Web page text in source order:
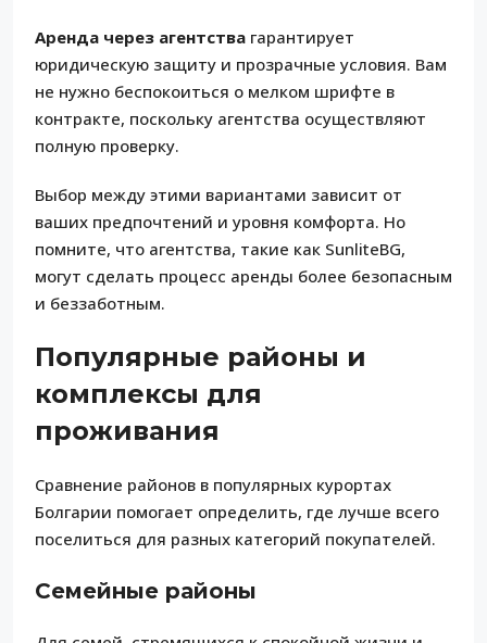
Аренда через агентства гарантирует
юридическую защиту и прозрачные условия. Вам
не нужно беспокоиться о мелком шрифте в
контракте, поскольку агентства осуществляют
полную проверку.
Выбор между этими вариантами зависит от
ваших предпочтений и уровня комфорта. Но
помните, что агентства, такие как SunliteBG,
могут сделать процесс аренды более безопасным
и беззаботным.
Популярные районы и
комплексы для
проживания
Сравнение районов в популярных курортах
Болгарии помогает определить, где лучше всего
поселиться для разных категорий покупателей.
Семейные районы